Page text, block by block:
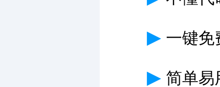
▶ 一键免
▶ 简单易